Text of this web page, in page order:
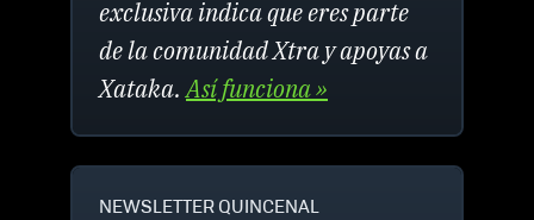
exclusiva indica que eres parte
de la comunidad Xtra y apoyas a
Xataka.Así funciona »
NEWSLETTER QUINCENAL